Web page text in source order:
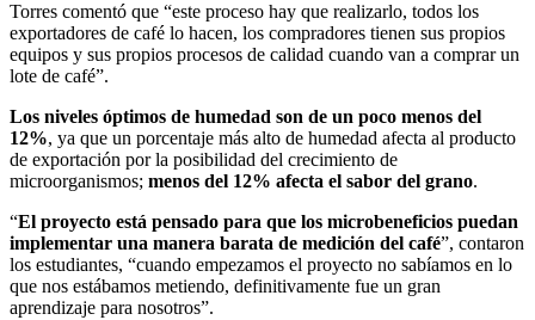
Torres comentó que “este proceso hay que realizarlo, todos los
exportadores de café lo hacen, los compradores tienen sus propios
equipos y sus propios procesos de calidad cuando van a comprar un
lote de café”.
Los niveles óptimos de humedad son de un poco menos del
12%, ya que un porcentaje más alto de humedad afecta al producto
de exportación por la posibilidad del crecimiento de
microorganismos; menos del 12% afecta el sabor del grano.
“El proyecto está pensado para que los microbeneficios puedan
implementar una manera barata de medición del café”, contaron
los estudiantes, “cuando empezamos el proyecto no sabíamos en lo
que nos estábamos metiendo, definitivamente fue un gran
aprendizaje para nosotros”.